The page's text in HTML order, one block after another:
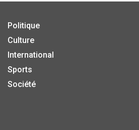
Politique
Culture
International
Sports
Société